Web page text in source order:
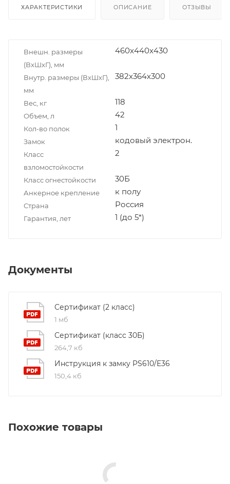
ХАРАКТЕРИСТИКИ ОПИСАНИЕ ОТЗЫВЫ
Внешн. размеры
(ВxШxГ), мм
460x440x430
Внутр. размеры (ВxШxГ),
мм
382х364х300
Вес, кг 118
Объем, л 42
Кол-во полок 1
Замок кодовый электрон.
Класс
взломостойкости
2
Класс огнестойкости 30Б
Анкерное крепление к полу
Страна Россия
Гарантия, лет 1 (до 5*)
Документы
Сертификат (2 класс)
1 мб
Сертификат (класс 30Б)
264,7 кб
Инструкция к замку PS610/E36
150,4 кб
Похожие товары